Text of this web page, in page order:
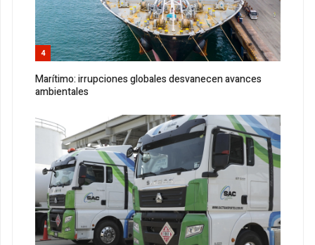
4
Marítimo: irrupciones globales desvanecen avances
ambientales